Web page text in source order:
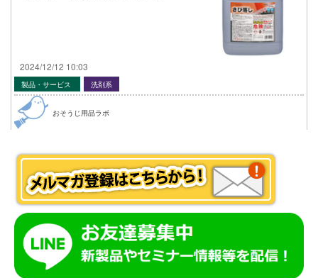
2024/12/12 10:03
製品・サービス 洗剤系
おそうじ用品ラボ